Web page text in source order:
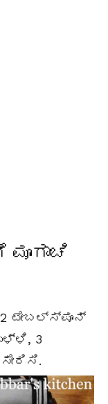
ಮೂಗಾಚಿ
ಟೇಬಲ್ಸ್ಪೂನ್
3
ಸೇರಿಸಿ.